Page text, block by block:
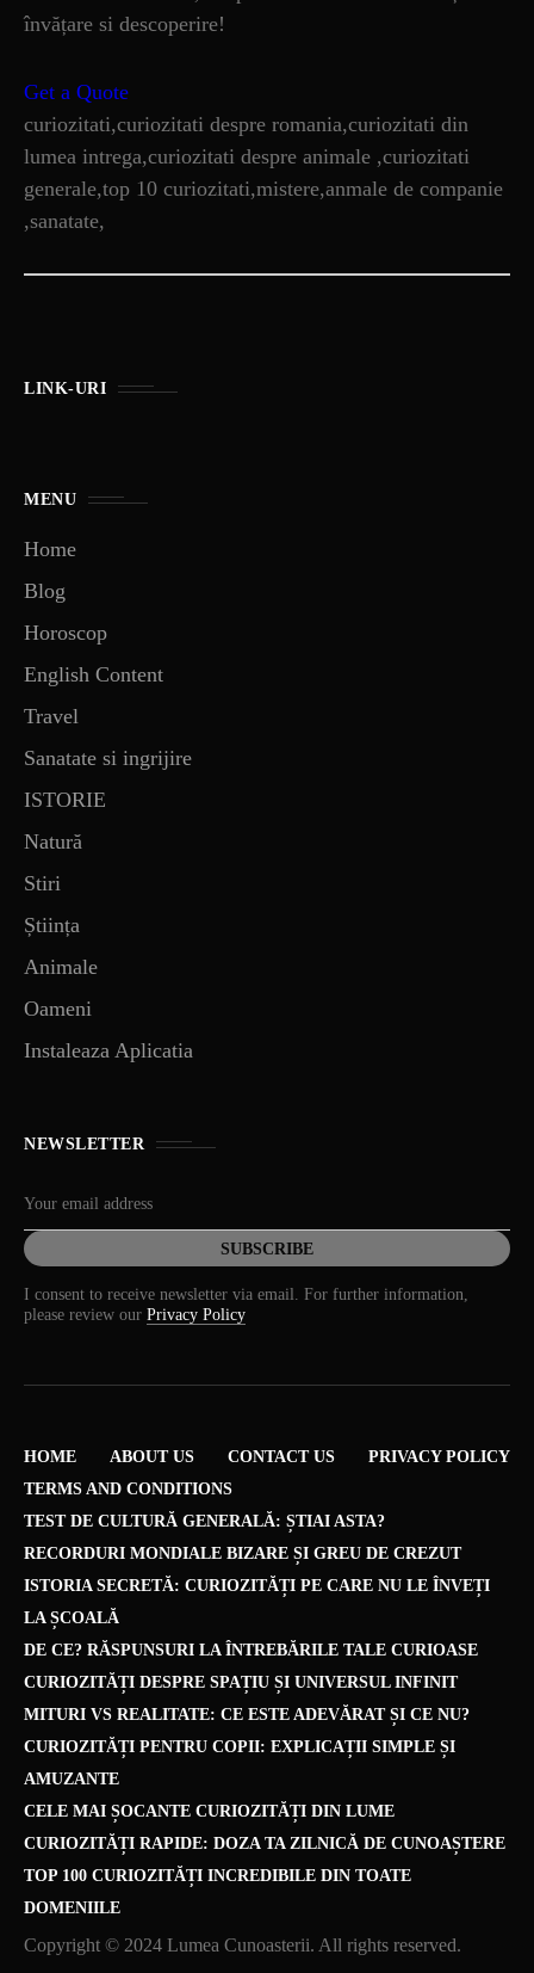
învățare si descoperire!
Get a Quote
curiozitati,curiozitati despre romania,curiozitati din
lumea intrega,curiozitati despre animale ,curiozitati
generale,top 10 curiozitati,mistere,anmale de companie
,sanatate,
LINK-URI
MENU
Home
Blog
Horoscop
English Content
Travel
Sanatate si ingrijire
ISTORIE
Natură
Stiri
Știința
Animale
Oameni
Instaleaza Aplicatia
NEWSLETTER
I consent to receive newsletter via email. For further information,
please review our Privacy Policy
HOME ABOUT US CONTACT US
PRIVACY POLICY
TERMS AND CONDITIONS
TEST DE CULTURĂ GENERALĂ: ȘTIAI ASTA?
RECORDURI MONDIALE BIZARE ȘI GREU DE CREZUT
ISTORIA SECRETĂ: CURIOZITĂȚI PE CARE NU LE ÎNVEȚI
LA ȘCOALĂ
DE CE? RĂSPUNSURI LA ÎNTREBĂRILE TALE CURIOASE
CURIOZITĂȚI DESPRE SPAȚIU ȘI UNIVERSUL INFINIT
MITURI VS REALITATE: CE ESTE ADEVĂRAT ȘI CE NU?
CURIOZITĂȚI PENTRU COPII: EXPLICAȚII SIMPLE ȘI
AMUZANTE
CELE MAI ȘOCANTE CURIOZITĂȚI DIN LUME
CURIOZITĂȚI RAPIDE: DOZA TA ZILNICĂ DE CUNOAȘTERE
TOP 100 CURIOZITĂȚI INCREDIBILE DIN TOATE
DOMENIILE
Copyright © 2024 Lumea Cunoasterii. All rights reserved.